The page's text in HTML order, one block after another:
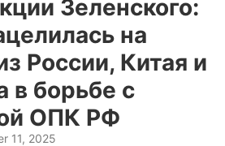
Зеленского:
на
России, Китая и
в борьбе с
ОПК РФ
11, 2025